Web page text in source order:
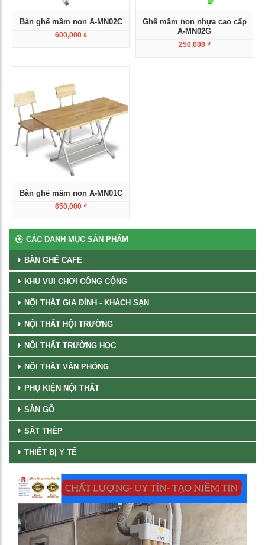
Bàn ghế mầm non A-MN02C
600,000 ₫
Ghế mâm non nhựa cao cấp
A-MN02G
250,000 ₫
Xem chi tiết
Bàn ghế mầm non A-MN01C
650,000 ₫
CÁC DANH MỤC SẢN PHẨM
BÀN GHẾ CAFE
KHU VUI CHƠI CÔNG CỘNG
NỘI THẤT GIA ĐÌNH - KHÁCH SẠN
NỘI THẤT HỘI TRƯỜNG
NỘI THẤT TRƯỜNG HỌC
NỘI THẤT VĂN PHÒNG
PHỤ KIỆN NỘI THẤT
SÀN GỖ
SẮT THÉP
THIẾT BỊ Y TẾ
Trình
chơi
Video